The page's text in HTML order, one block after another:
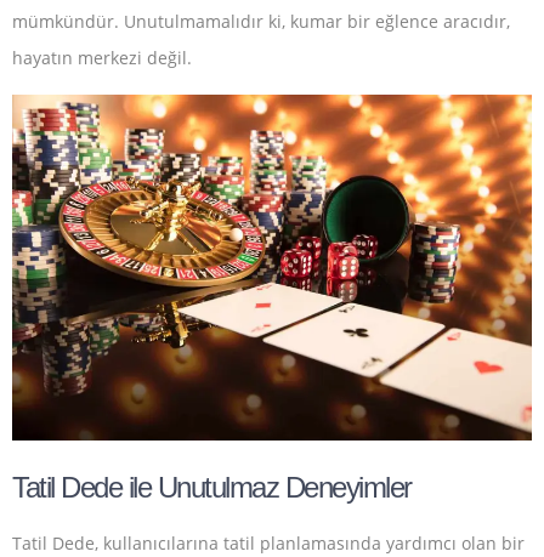
mümkündür. Unutulmamalıdır ki, kumar bir eğlence aracıdır,
hayatın merkezi değil.
Tatil Dede ile Unutulmaz Deneyimler
Tatil Dede, kullanıcılarına tatil planlamasında yardımcı olan bir